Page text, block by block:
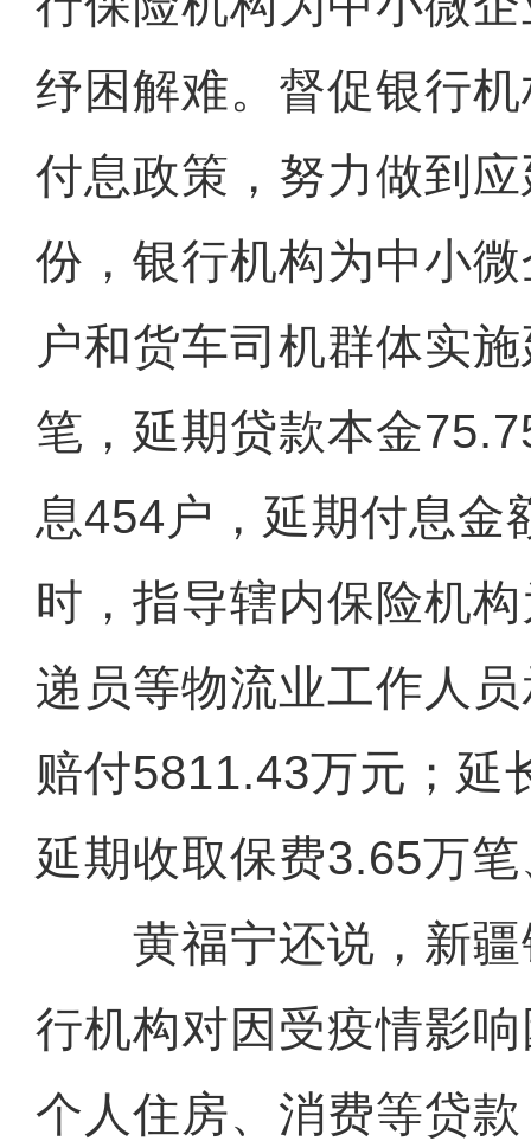
纾困解难。督促银行
付息政策，努力做到
份，银行机构为中小
户和货车司机群体实
笔，延期贷款本金
息454户，延期付息金
时，指导辖内保险机
递员等物流业工作人
赔付5811.43万元；延
延期收取保费3.65万
黄福宁还说，新疆
行机构对因受疫情影
个人住房、消费等贷